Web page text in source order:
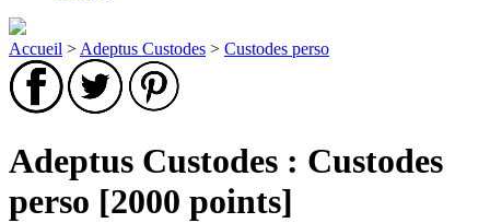
Accueil > Adeptus Custodes > Custodes perso
Adeptus Custodes : Custodes
perso [2000 points]